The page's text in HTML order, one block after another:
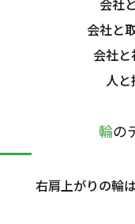
会社
会社と
会社と
人と
輪
右肩上がりの輪